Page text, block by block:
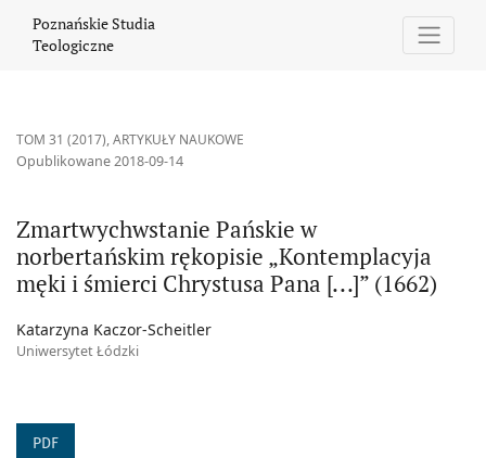
Poznańskie Studia
Teologiczne
TOM 31 (2017),ARTYKUŁY NAUKOWE
Zmartwychwstanie Pańskie w
norbertańskim rękopisie „Kontemplacyja
męki i śmierci Chrystusa Pana [...]” (1662)
Opublikowane 2018-09-14
Katarzyna Kaczor-Scheitler
Uniwersytet Łódzki
PDF